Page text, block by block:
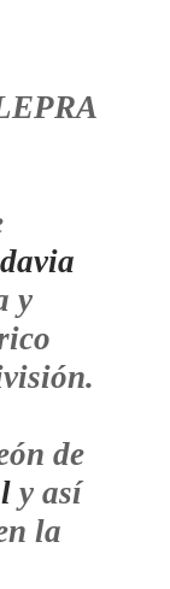
y
de
y así
la